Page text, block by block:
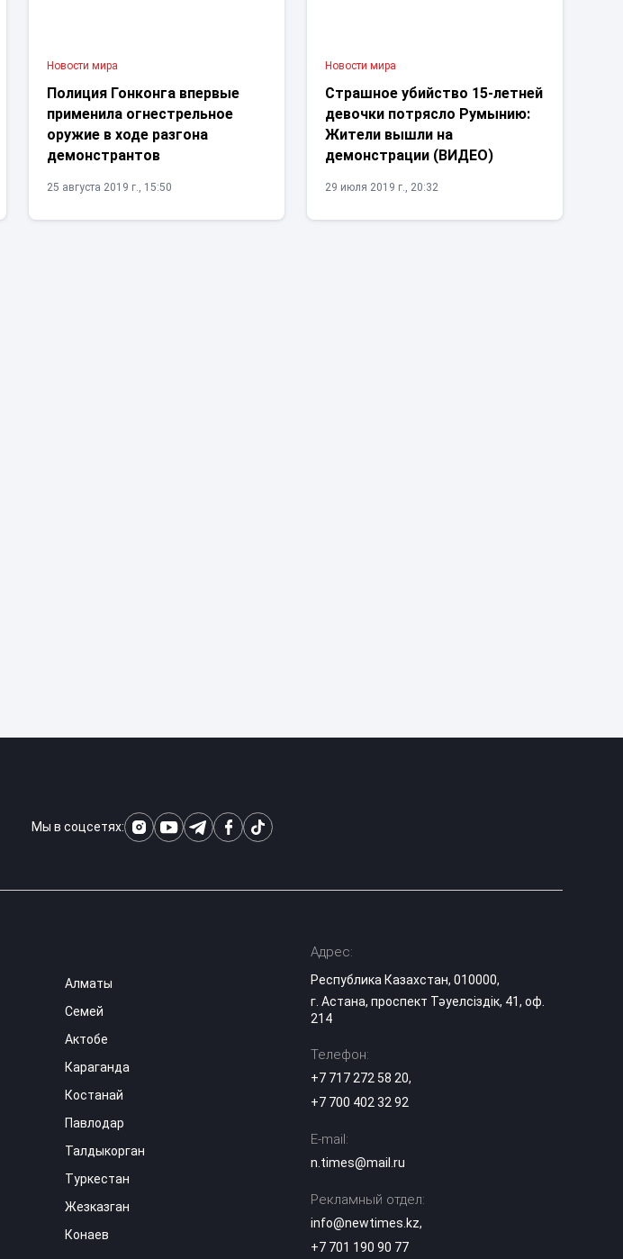
Новости мира
Полиция Гонконга впервые
применила огнестрельное
оружие в ходе разгона
демонстрантов
25 августа 2019 г., 15:50
Новости мира
Страшное убийство 15-летней
девочки потрясло Румынию:
Жители вышли на
демонстрации (ВИДЕО)
29 июля 2019 г., 20:32
Мы в соцсетях:
Алматы
Семей
Актобе
Караганда
Костанай
Павлодар
Талдыкорган
Туркестан
Жезказган
Конаев
Адрес:
Республика Казахстан, 010000,
г. Астана, проспект Тәуелсіздік, 41, оф.
214
Телефон:
+7 717 272 58 20,
+7 700 402 32 92
E-mail:
n.times@mail.ru
Рекламный отдел:
info@newtimes.kz,
+7 701 190 90 77